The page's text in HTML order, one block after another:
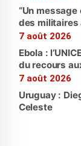
“Un
des militaires
7 août 2026
Ebola :
du recours
7 août 2026
Uruguay :
Celeste